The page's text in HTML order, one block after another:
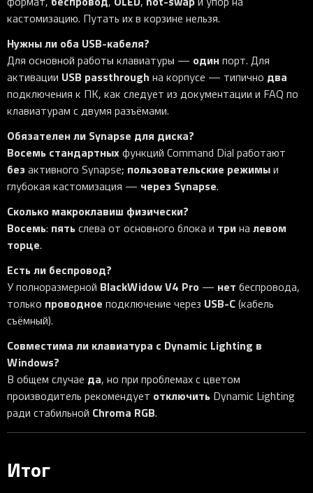
кастомизацию. Путать их в корзине нельзя.
Нужны ли оба USB-кабеля?
Для основной работы клавиатуры — одинпорт. Для
активации USB passthrough на корпусе — типично два
подключения к ПК, как следует из документации и FAQ по
клавиатурам с двумя разъёмами.
Обязателен ли Synapse для диска?
Восемь стандартныхфункций Command Dial работают
безактивного Synapse; пользовательские режимыи
глубокая кастомизация — через Synapse.
Сколько макроклавиш физически?
Восемь: пятьслева от основного блока и трина левом
торце.
Есть ли беспровод?
У полноразмерной BlackWidow V4 Pro — нет беспровода,
только проводное подключение через USB-C(кабель
съёмный).
Совместима ли клавиатура с Dynamic Lighting в
Windows?
В общем случае да, но при проблемах с цветом
производитель рекомендует отключить Dynamic Lighting
ради стабильной Chroma RGB.
Итог